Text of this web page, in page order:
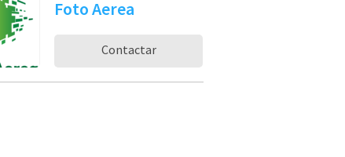
Foto Aerea
Contactar